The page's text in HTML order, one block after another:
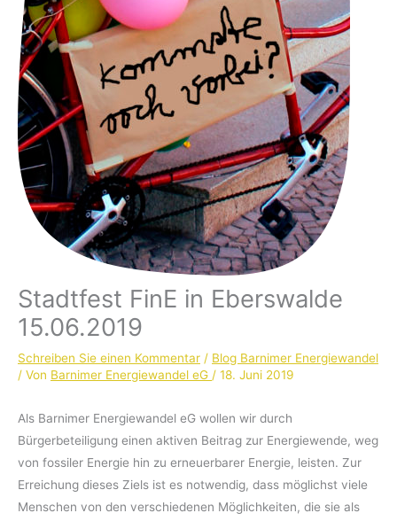
Stadtfest FinE in Eberswalde
15.06.2019
Schreiben Sie einen Kommentar / Blog Barnimer Energiewandel
/ Von Barnimer Energiewandel eG / 18. Juni 2019
Als Barnimer Energiewandel eG wollen wir durch
Bürgerbeteiligung einen aktiven Beitrag zur Energiewende, weg
von fossiler Energie hin zu erneuerbarer Energie, leisten. Zur
Erreichung dieses Ziels ist es notwendig, dass möglichst viele
Menschen von den verschiedenen Möglichkeiten, die sie als